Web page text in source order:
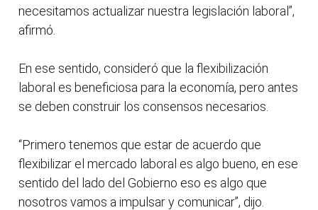
necesitamos actualizar nuestra legislación laboral”,
afirmó.
En ese sentido, consideró que la flexibilización
laboral es beneficiosa para la economía, pero antes
se deben construir los consensos necesarios.
“Primero tenemos que estar de acuerdo que
flexibilizar el mercado laboral es algo bueno, en ese
sentido del lado del Gobierno eso es algo que
nosotros vamos a impulsar y comunicar”, dijo.